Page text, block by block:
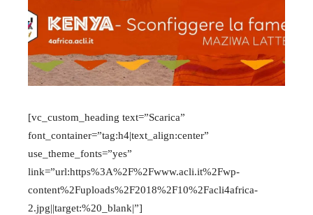
[vc_custom_heading text=”Scarica”
font_container=”tag:h4|text_align:center”
use_theme_fonts=”yes”
link=”url:https%3A%2F%2Fwww.acli.it%2Fwp-
content%2Fuploads%2F2018%2F10%2Facli4africa-
2.jpg||target:%20_blank|”]